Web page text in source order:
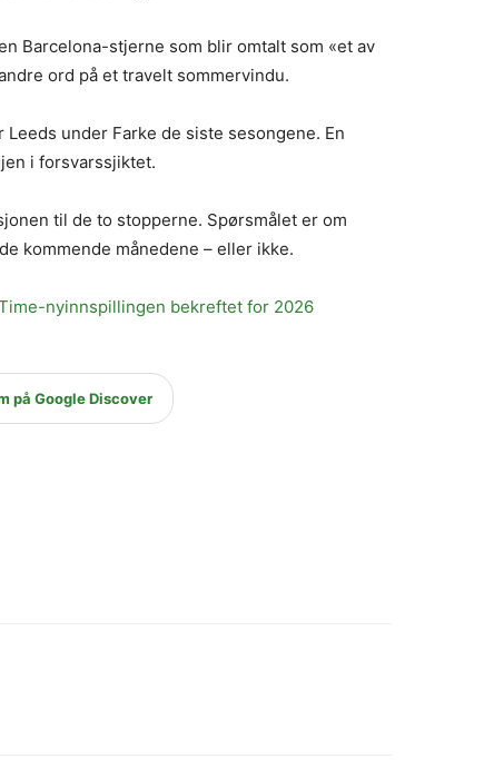
Barcelona-stjerne som blir omtalt som «et av
ord på et travelt sommervindu.
under Farke de siste sesongene. En
i forsvarssjiktet.
til de to stopperne. Spørsmålet er om
kommende månedene – eller ikke.
nyinnspillingen bekreftet for 2026
på Google Discover